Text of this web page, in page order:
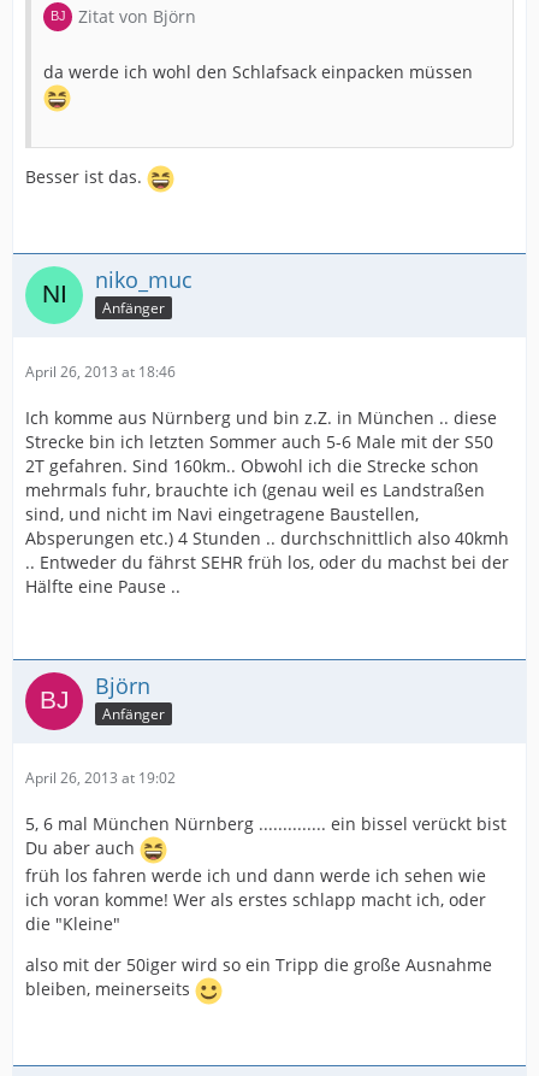
Zitat von Björn
da werde ich wohl den Schlafsack einpacken müssen
Besser ist das.
niko_muc
Anfänger
April 26, 2013 at 18:46
Ich komme aus Nürnberg und bin z.Z. in München .. diese
Strecke bin ich letzten Sommer auch 5-6 Male mit der S50
2T gefahren. Sind 160km.. Obwohl ich die Strecke schon
mehrmals fuhr, brauchte ich (genau weil es Landstraßen
sind, und nicht im Navi eingetragene Baustellen,
Absperungen etc.) 4 Stunden .. durchschnittlich also 40kmh
.. Entweder du fährst SEHR früh los, oder du machst bei der
Hälfte eine Pause ..
Björn
Anfänger
April 26, 2013 at 19:02
5, 6 mal München Nürnberg .............. ein bissel verückt bist
Du aber auch
früh los fahren werde ich und dann werde ich sehen wie
ich voran komme! Wer als erstes schlapp macht ich, oder
die "Kleine"
also mit der 50iger wird so ein Tripp die große Ausnahme
bleiben, meinerseits